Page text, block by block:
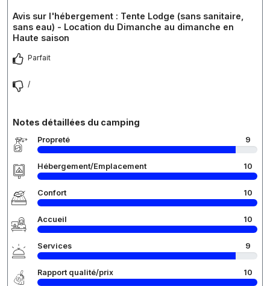
Avis sur l'hébergement : Tente Lodge (sans sanitaire,
sans eau) - Location du Dimanche au dimanche en
Haute saison
Parfait
/
Notes détaillées du camping
Propreté 9
Hébergement/Emplacement 10
Confort 10
Accueil 10
Services 9
Rapport qualité/prix 10